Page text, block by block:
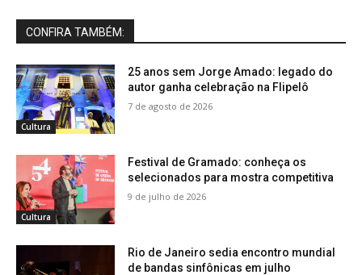
CONFIRA TAMBÉM:
Cultura
25 anos sem Jorge Amado: legado do
autor ganha celebração na Flipelô
7 de agosto de 2026
Cultura
Festival de Gramado: conheça os
selecionados para mostra competitiva
9 de julho de 2026
Rio de Janeiro sedia encontro mundial
de bandas sinfônicas em julho